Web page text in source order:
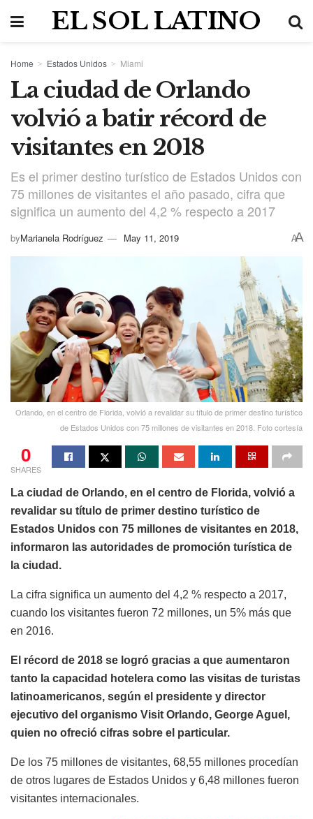
EL SOL LATINO
Home Estados Unidos Miami
La ciudad de Orlando
volvió a batir récord de
visitantes en 2018
Es el primer destino turístico de Estados Unidos con
75 millones de visitantes el año pasado, cifra que
significa un aumento del 4,2 % respecto a 2017
byMarianela Rodríguez May 11, 2019 AA
Orlando, en el centro de Florida, volvió a revalidar su título de primer destino turístico
de Estados Unidos con 75 millones de visitantes en 2018. Foto cortesía
0
SHARES
La ciudad de Orlando, en el centro de Florida, volvió a
revalidar su título de primer destino turístico de
Estados Unidos con 75 millones de visitantes en 2018,
informaron las autoridades de promoción turística de
la ciudad.
La cifra significa un aumento del 4,2 % respecto a 2017,
cuando los visitantes fueron 72 millones, un 5% más que
en 2016.
El récord de 2018 se logró gracias a que aumentaron
tanto la capacidad hotelera como las visitas de turistas
latinoamericanos, según el presidente y director
ejecutivo del organismo Visit Orlando, George Aguel,
quien no ofreció cifras sobre el particular.
De los 75 millones de visitantes, 68,55 millones procedían
de otros lugares de Estados Unidos y 6,48 millones fueron
visitantes internacionales.